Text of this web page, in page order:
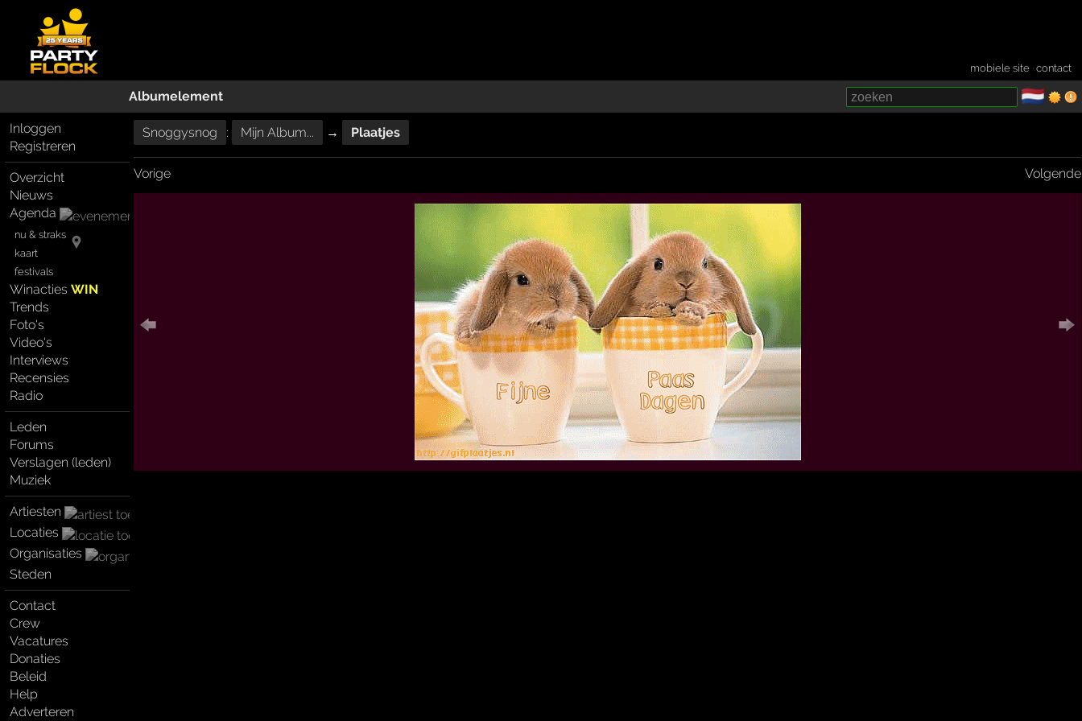
mobiele site ·contact
Albumelement 🇳🇱
Inloggen
Registreren
Overzicht
Nieuws
Agenda
nu & straks
kaart
festivals
WinactiesWIN
Trends
Foto's
Video's
Interviews
Recensies
Radio
Leden
Forums
Verslagen (leden)
Muziek
Artiesten
Locaties
Organisaties
Steden
Contact
Crew
Vacatures
Donaties
Beleid
Help
Adverteren
Snoggysnog : Mijn Album... → Plaatjes
Vorige Volgende